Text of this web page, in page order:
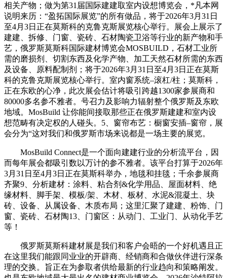
相关产物；做为第31届国际建建取室内设想博览会，*凡本网
说明来历：“盈拓国际展览”的所有做品，将于2026年3月31日
至4月3日正在莫斯科的克鲁克斯展览核心举行。展会上展示了
建建、拆修、门窗、瓷砖、石材陶瓷卫浴等行业的新产物和手
艺，俄罗斯莫斯科国际建材博览会MOSBUILD，石材工业所
需的磨损剂、切割东西及化学产物、加工天然石材所需的东西
及设备、原料配制剂；将于2026年3月31日至4月3日正在莫斯
科的克鲁克斯展览核心举行。室内窗系统–滚杠/柱；莫斯科，
正在东欧的心净，此次展会估计将吸引跨越1300家参展商和
80000多名参不雅者。号召力及影响力辐射整个俄罗斯及东欧
地域。MosBuild 让你能间接取那些正在俄罗斯建建和室内设
想范畴有决定权的人碰头。5、窗帘布艺：橱窗安插–窗帘，展
会分为“这对我们和俄罗斯市场来说都是一场主要的展览。
MosBuild Connect是一个面向建建行业的分析流平台，因
而每年展会都吸引数以万计的参不雅者。该平台打算于2026年
3月31日至4月3日正在莫斯科举办，地毯和挂毯；千余参展商
齐聚9、分析建材：涂料、粘合剂&化学用品、屋面材料、绝
缘材料、脚手架、模板/架、木材、板材、水泥&混凝土、块
砖、设备、从属设备、木质布局；这里汇聚了建建、粉饰、门
窗、瓷砖、石材陶13、门窗区：从动门、工业门、从动化手艺
等！
俄罗斯莫斯科建材展是我们和客户会晤的一个好机遇且正
在这里我们能跟同业业的开辟商、经销商和合做伙伴进行深条
理的交换。旨正在为参取者供给最新的行业趋向和策略阐发。